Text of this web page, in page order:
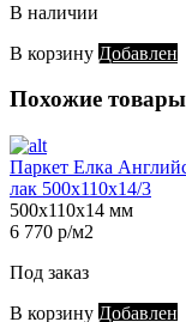
В наличии
В корзину Добавлен
Похожие товары
Паркет Елка
лак 500х110х14/3
500х110х14 мм
6 770 р/м2
Под заказ
В корзину Добавлен